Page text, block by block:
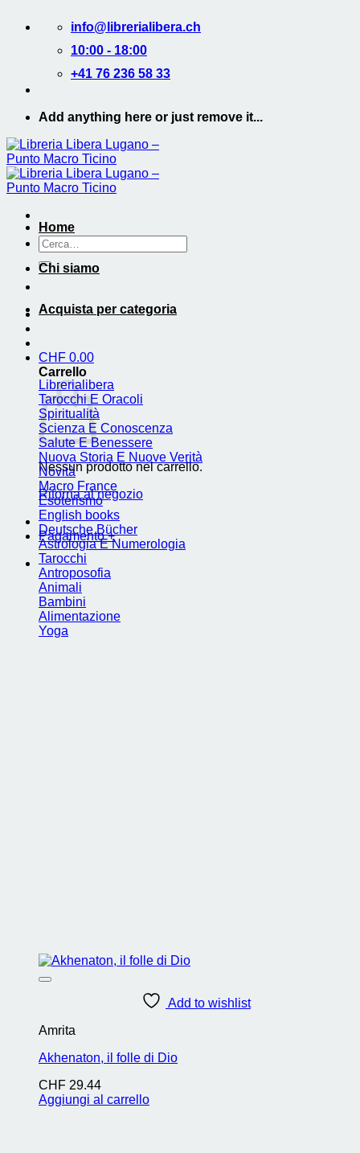
contenuti
info@librerialibera.ch
10:00 - 18:00
+41 76 236 58 33
Add anything here or just remove it...
Cerca:
CHF 0.00
Carrello
Nessun prodotto nel carrello.
Ritorna al negozio
Pagamento +
Home
Chi siamo
Acquista per categoria
Librerialibera
Tarocchi E Oracoli
Spiritualità
Scienza E Conoscenza
Salute E Benessere
Nuova Storia E Nuove Verità
Novità
Macro France
Esoterismo
English books
Deutsche Bücher
Astrologia E Numerologia
Tarocchi
Antroposofia
Animali
Bambini
Alimentazione
Yoga
Add to wishlist
Amrita
Akhenaton, il folle di Dio
CHF 29.44
Aggiungi al carrello